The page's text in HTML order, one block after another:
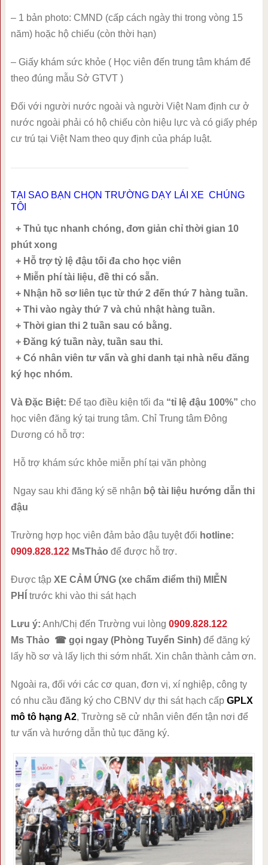
– 1 bản photo: CMND (cấp cách ngày thi trong vòng 15
năm) hoặc hộ chiếu (còn thời hạn)
– Giấy khám sức khỏe ( Học viên đến trung tâm khám để
theo đúng mẫu Sở GTVT )
Đối với người nước ngoài và người Việt Nam định cư ở
nước ngoài phải có hộ chiếu còn hiệu lực và có giấy phép
cư trú tại Việt Nam theo quy định của pháp luật.
TẠI SAO BẠN CHỌN TRƯỜNG DẠY LÁI XE CHÚNG
TÔI
+ Thủ tục nhanh chóng, đơn giản chỉ thời gian 10
phút xong
+ Hỗ trợ tỷ lệ đậu tối đa cho học viên
+ Miễn phí tài liệu, đề thi có sẵn.
+ Nhận hồ sơ liên tục từ thứ 2 đến thứ 7 hàng tuần.
+ Thi vào ngày thứ 7 và chủ nhật hàng tuần.
+ Thời gian thi 2 tuần sau có bằng.
+ Đăng ký tuần này, tuần sau thi.
+ Có nhân viên tư vấn và ghi danh tại nhà nếu đăng
ký học nhóm.
Và Đặc Biệt: Để tạo điều kiện tối đa “tỉ lệ đậu 100%” cho
học viên đăng ký tại trung tâm. Chỉ Trung tâm Đông
Dương có hỗ trợ:
Hỗ trợ khám sức khỏe miễn phí tại văn phòng
Ngay sau khi đăng ký sẽ nhận bộ tài liệu hướng dẫn thi
đậu
Trường hợp học viên đảm bảo đậu tuyệt đối hotline:
0909.828.122MsThảo để được hỗ trợ.
Được tập XE CẢM ỨNG (xe chấm điểm thi) MIỄN
PHÍ
trước khi vào thi sát hạch
Lưu ý: Anh/Chị đến Trường vui lòng 0909.828.122
Ms Thảo ☎ gọi ngay (Phòng Tuyển Sinh) để đăng ký
lấy hồ sơ và lấy lịch thi sớm nhất. Xin chân thành cảm ơn.
Ngoài ra, đối với các cơ quan, đơn vị, xí nghiệp, công ty
có nhu cầu đăng ký cho CBNV dự thi sát hạch cấp GPLX
mô tô hạng A2, Trường sẽ cử nhân viên đến tận nơi để
tư vấn và hướng dẫn thủ tục đăng ký.